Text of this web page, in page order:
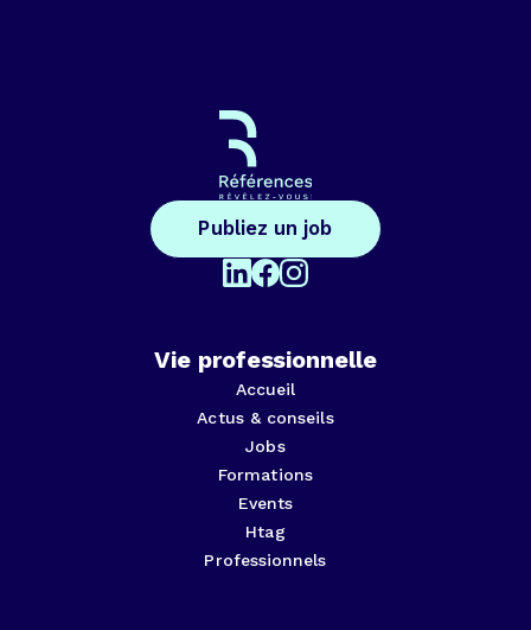
Publiez un job
Vie professionnelle
Accueil
Actus & conseils
Jobs
Formations
Events
Htag
Professionnels